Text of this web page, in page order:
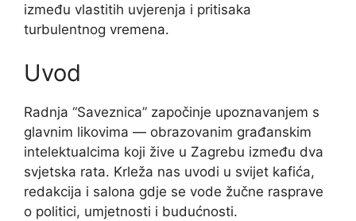
između vlastitih uvjerenja i pritisaka
turbulentnog vremena.
Uvod
Radnja “Saveznica” započinje upoznavanjem s
glavnim likovima — obrazovanim građanskim
intelektualcima koji žive u Zagrebu između dva
svjetska rata. Krleža nas uvodi u svijet kafića,
redakcija i salona gdje se vode žučne rasprave
o politici, umjetnosti i budućnosti.